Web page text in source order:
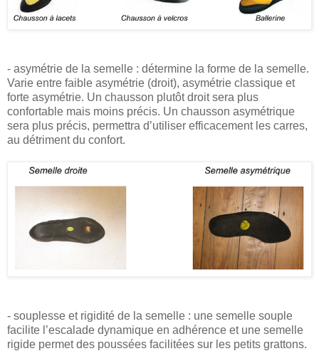
- asymétrie de la semelle : détermine la forme de la semelle.
Varie entre faible asymétrie (droit), asymétrie classique et
forte asymétrie. Un chausson plutôt droit sera plus
confortable mais moins précis. Un chausson asymétrique
sera plus précis, permettra d’utiliser efficacement les carres,
au détriment du confort.
- souplesse et rigidité de la semelle : une semelle souple
facilite l’escalade dynamique en adhérence et une semelle
rigide permet des poussées facilitées sur les petits grattons.